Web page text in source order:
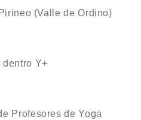
(Valle de Ordino)
dentro Y+
Profesores de Yoga